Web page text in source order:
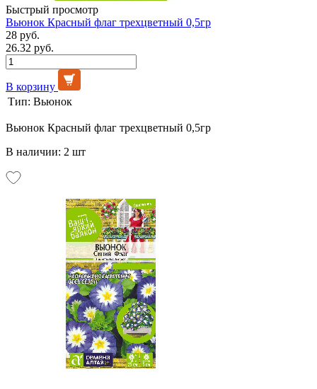
Быстрый просмотр
Вьюнок Красный флаг трехцветный 0,5гр
28 руб.
26.32 руб.
В корзину
Тип: Вьюнок
Вьюнок Красный флаг трехцветный 0,5гр
В наличии: 2 шт